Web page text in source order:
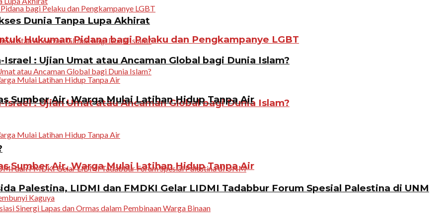
Hukuman Pidana bagi Pelaku dan Pengkampanye LGBT
: Ujian Umat atau Ancaman Global bagi Dunia Islam?
Sumber Air, Warga Mulai Latihan Hidup Tanpa Air
Dunia Tanpa Lupa Akhirat
: Ujian Umat atau Ancaman Global bagi Dunia Islam?
Sumber Air, Warga Mulai Latihan Hidup Tanpa Air
Palestina, LIDMI dan FMDKI Gelar LIDMI Tadabbur Forum Spesial Palestina di UNM